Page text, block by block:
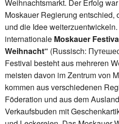
Weihnachtsmarkt. Der Erfolg
Moskauer Regierung entschied,
und die Idee
internationale Moskauer
Weihnacht“ (Russisch:
Festival besteht aus mehreren
meisten davon im Zentrum von
kommen aus verschiedenen
Föderation und aus dem
Verkaufsbuden mit